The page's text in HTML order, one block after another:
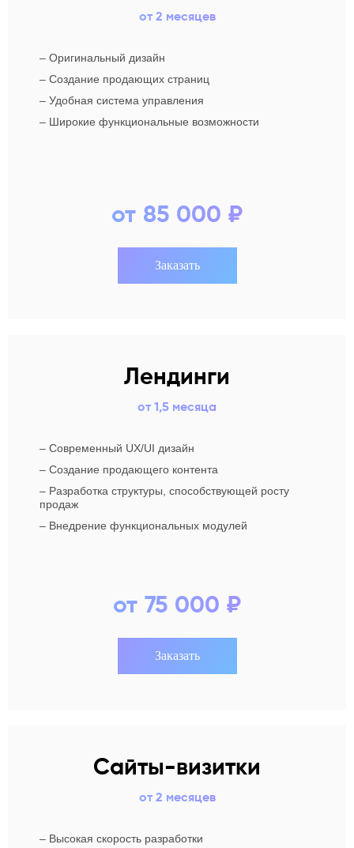
от 2 месяцев
– Оригинальный дизайн
– Создание продающих страниц
– Удобная система управления
– Широкие функциональные возможности
от 85 000 ₽
Заказать
Лендинги
от 1,5 месяца
– Современный UX/UI дизайн
– Создание продающего контента
– Разработка структуры, способствующей росту
продаж
– Внедрение функциональных модулей
от 75 000 ₽
Заказать
Сайты-визитки
от 2 месяцев
– Высокая скорость разработки